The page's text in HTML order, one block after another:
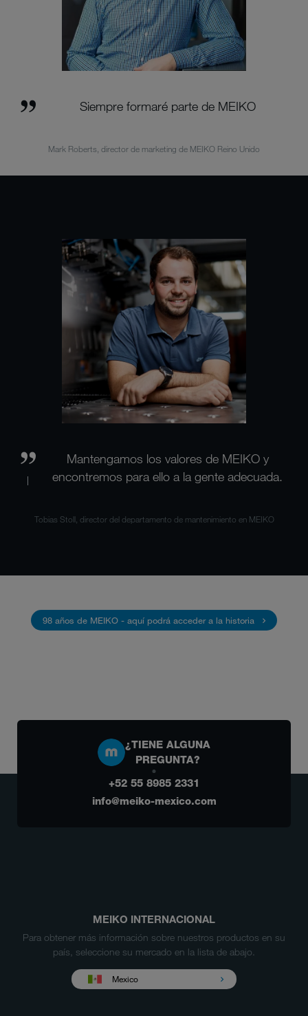
Siempre formaré parte de MEIKO
Mark Roberts, director de marketing de MEIKO Reino Unido
Mantengamos los valores de MEIKO y
encontremos para ello a la gente adecuada.
Tobias Stoll, director del departamento de mantenimiento en MEIKO
98 años de MEIKO - aquí podrá acceder a la historia
¿TIENE ALGUNA
PREGUNTA?
+52 55 8985 2331
info@meiko-mexico.com
MEIKO INTERNACIONAL
Para obtener más información sobre nuestros productos en su
país, seleccione su mercado en la lista de abajo.
Mexico